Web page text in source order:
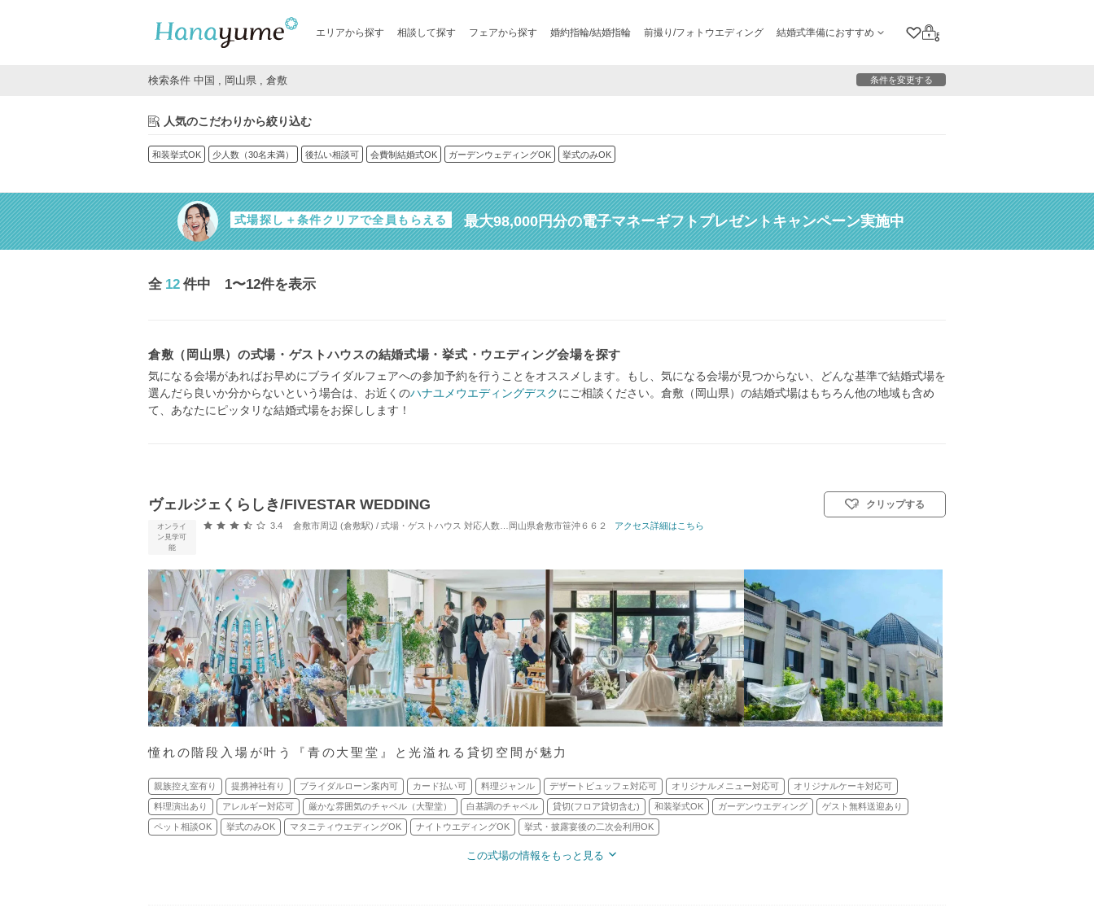
エリアから探す 相談して探す フェアから探す 婚約指輪/結婚指輪 前撮り/フォトウエディング 結婚式準備におすすめ
クリップリスト
ログイン
検索条件 中国 , 岡山県 , 倉敷 条件を変更する
人気のこだわりから絞り込む
和装挙式OK 少人数（30名未満） 後払い相談可 会費制結婚式OK ガーデンウェディングOK 挙式のみOK
式場探し＋条件クリアで全員もらえる 最大98,000円分の電子マネーギフトプレゼントキャンペーン実施中
全 12 件中 1〜12件を表示
倉敷（岡山県）の式場・ゲストハウスの結婚式場・挙式・ウエディング会場を探す
気になる会場があればお早めにブライダルフェアへの参加予約を行うことをオススメします。もし、気になる会場が見つからない、どんな基準で結婚式場を
選んだら良いか分からないという場合は、お近くのハナユメウエディングデスクにご相談ください。倉敷（岡山県）の結婚式場はもちろん他の地域も含め
て、あなたにピッタリな結婚式場をお探しします！
ヴェルジェくらしき/FIVESTAR WEDDING
オンライ
ン見学可
能
口コミ評価
3.4 倉敷市周辺 (倉敷駅) / 式場・ゲストハウス 対応人数: 着席：2名 ～ 110名 挙式スタイル: 教会式(キリスト教式)／神前式／人前式
岡山県倉敷市笹沖６６２ アクセス詳細はこちら
クリップする
憧れの階段入場が叶う『青の大聖堂』と光溢れる貸切空間が魅力
親族控え室有り 提携神社有り ブライダルローン案内可 カード払い可 料理ジャンル デザートビュッフェ対応可 オリジナルメニュー対応可 オリジナルケーキ対応可
料理演出あり アレルギー対応可 厳かな雰囲気のチャペル（大聖堂） 白基調のチャペル 貸切(フロア貸切含む) 和装挙式OK ガーデンウエディング ゲスト無料送迎あり
ペット相談OK 挙式のみOK マタニティウエディングOK ナイトウエディングOK 挙式・披露宴後の二次会利用OK
この式場の情報をもっと見る